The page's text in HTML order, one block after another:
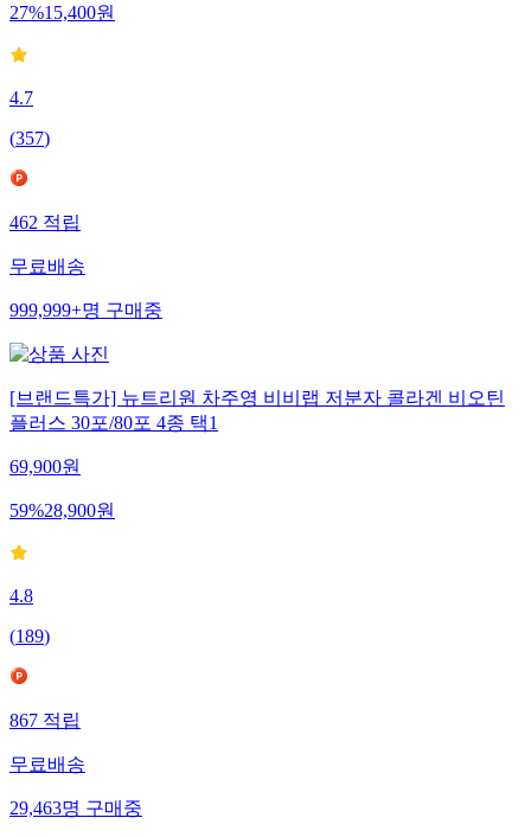
27%15,400원
4.7
(357)
462적립
무료배송
999,999+명구매중
[브랜드특가] 뉴트리원 차주영 비비랩 저분자 콜라겐 비오틴
플러스 30포/80포 4종 택1
69,900원
59%28,900원
4.8
(189)
867적립
무료배송
29,463명구매중